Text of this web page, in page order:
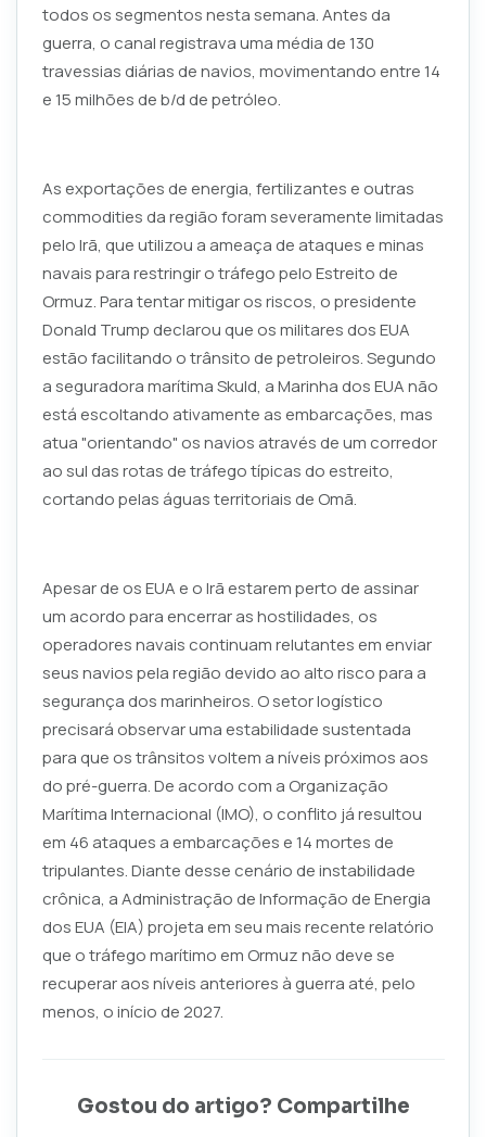
todos os segmentos nesta semana. Antes da
guerra, o canal registrava uma média de 130
travessias diárias de navios, movimentando entre 14
e 15 milhões de b/d de petróleo.
As exportações de energia, fertilizantes e outras
commodities da região foram severamente limitadas
pelo Irã, que utilizou a ameaça de ataques e minas
navais para restringir o tráfego pelo Estreito de
Ormuz. Para tentar mitigar os riscos, o presidente
Donald Trump declarou que os militares dos EUA
estão facilitando o trânsito de petroleiros. Segundo
a seguradora marítima Skuld, a Marinha dos EUA não
está escoltando ativamente as embarcações, mas
atua "orientando" os navios através de um corredor
ao sul das rotas de tráfego típicas do estreito,
cortando pelas águas territoriais de Omã.
Apesar de os EUA e o Irã estarem perto de assinar
um acordo para encerrar as hostilidades, os
operadores navais continuam relutantes em enviar
seus navios pela região devido ao alto risco para a
segurança dos marinheiros. O setor logístico
precisará observar uma estabilidade sustentada
para que os trânsitos voltem a níveis próximos aos
do pré-guerra. De acordo com a Organização
Marítima Internacional (IMO), o conflito já resultou
em 46 ataques a embarcações e 14 mortes de
tripulantes. Diante desse cenário de instabilidade
crônica, a Administração de Informação de Energia
dos EUA (EIA) projeta em seu mais recente relatório
que o tráfego marítimo em Ormuz não deve se
recuperar aos níveis anteriores à guerra até, pelo
menos, o início de 2027.
Gostou do artigo? Compartilhe